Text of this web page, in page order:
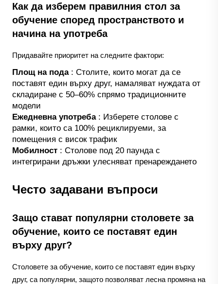
Как да изберем правилния стол за
обучение според пространството и
начина на употреба
Придавайте приоритет на следните фактори:
Площ на пода : Столите, които могат да се
поставят един върху друг, намаляват нуждата от
складиране с 50–60% спрямо традиционните
модели
Ежедневна употреба : Изберете столове с
рамки, които са 100% рециклируеми, за
помещения с висок трафик
Мобилност : Столове под 20 паунда с
интегрирани дръжки улесняват пренареждането
Често задавани въпроси
Защо стават популярни столовете за
обучение, които се поставят един
върху друг?
Столовете за обучение, които се поставят един върху
друг, са популярни, защото позволяват лесна промяна на